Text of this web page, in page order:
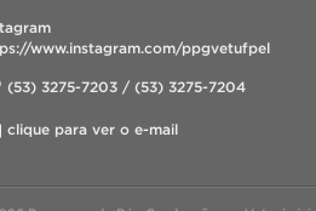
www.instagram.com/ppgvetufpel
(53) 3275-7203 / (53) 3275-7204
clique para ver o e-mail